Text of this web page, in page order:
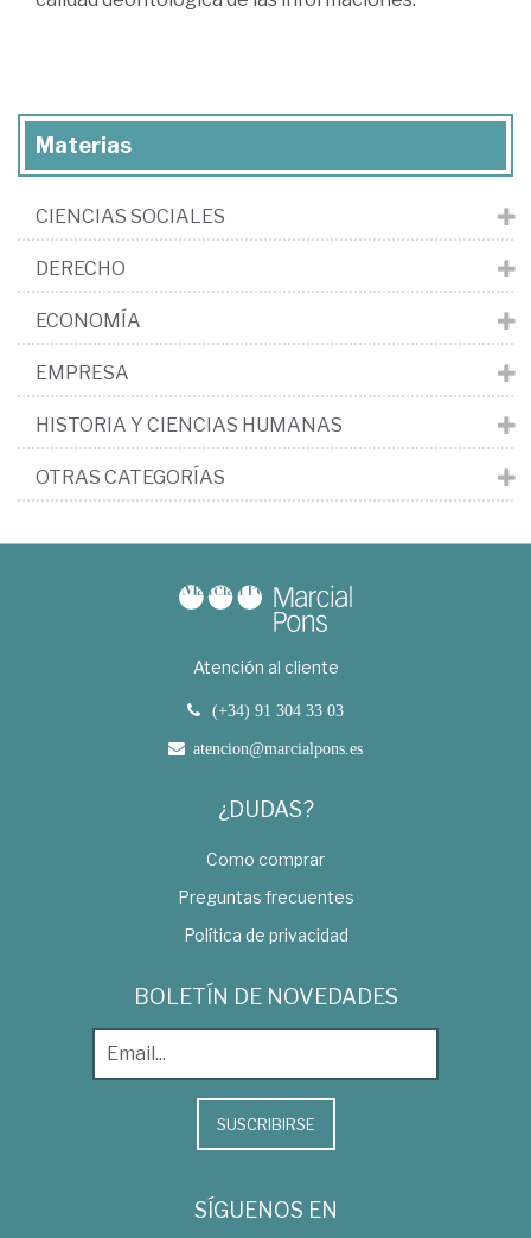
Materias
CIENCIAS SOCIALES
DERECHO
ECONOMÍA
EMPRESA
HISTORIA Y CIENCIAS HUMANAS
OTRAS CATEGORÍAS
Atención al cliente
(+34) 91 304 33 03
atencion@marcialpons.es
¿DUDAS?
Como comprar
Preguntas frecuentes
Política de privacidad
BOLETÍN DE NOVEDADES
SUSCRIBIRSE
SÍGUENOS EN